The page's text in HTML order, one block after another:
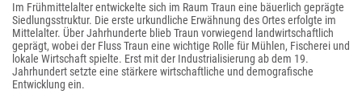
Im Frühmittelalter entwickelte sich im Raum Traun eine bäuerlich geprägte
Siedlungsstruktur. Die erste urkundliche Erwähnung des Ortes erfolgte im
Mittelalter. Über Jahrhunderte blieb Traun vorwiegend landwirtschaftlich
geprägt, wobei der Fluss Traun eine wichtige Rolle für Mühlen, Fischerei und
lokale Wirtschaft spielte. Erst mit der Industrialisierung ab dem 19.
Jahrhundert setzte eine stärkere wirtschaftliche und demografische
Entwicklung ein.